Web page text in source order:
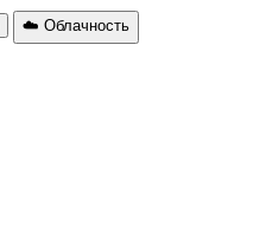
☁️ Облачность